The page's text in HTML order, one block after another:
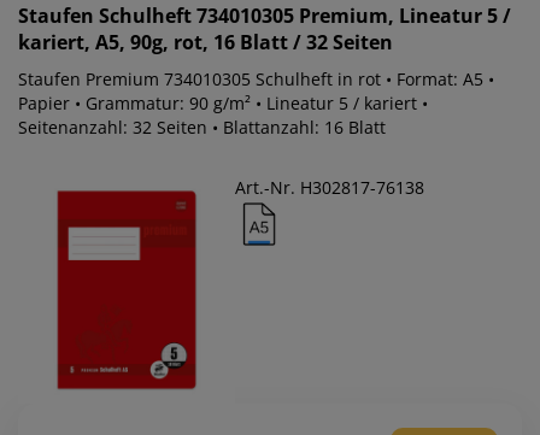
Staufen Schulheft 734010305 Premium, Lineatur 5 /
kariert, A5, 90g, rot, 16 Blatt / 32 Seiten
Staufen Premium 734010305 Schulheft in rot • Format: A5 •
Papier • Grammatur: 90 g/m² • Lineatur 5 / kariert •
Seitenanzahl: 32 Seiten • Blattanzahl: 16 Blatt
Art.-Nr. H302817-76138